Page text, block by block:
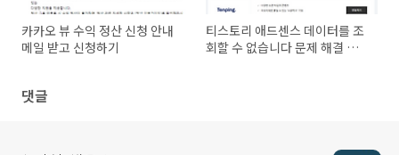
카카오 뷰 수익 정산 신청 안내
메일 받고 신청하기
티스토리 애드센스 데이터를 조
회할 수 없습니다 문제 해결 방
댓글